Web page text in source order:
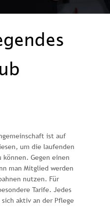
ist auf
um die laufenden
können. Gegen einen
man Mitglied werden
nutzen. Für
Tarife. Jedes
aktiv an der Pflege